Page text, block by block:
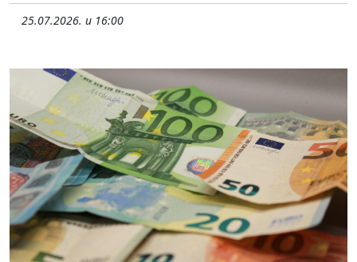
25.07.2026. u 16:00